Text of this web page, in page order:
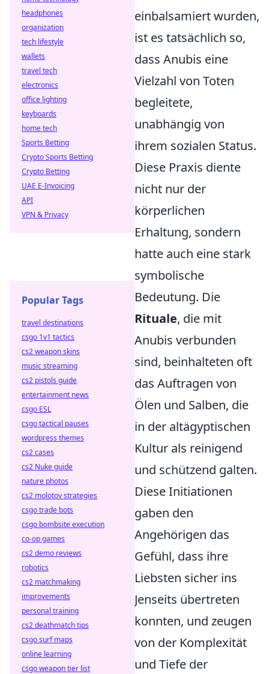
einbalsamiert wurden,
ist es tatsächlich so,
dass Anubis eine
Vielzahl von Toten
begleitete,
unabhängig von
ihrem sozialen Status.
Diese Praxis diente
nicht nur der
körperlichen
Erhaltung, sondern
hatte auch eine stark
symbolische
Bedeutung. Die
Rituale, die mit
Anubis verbunden
sind, beinhalteten oft
das Auftragen von
Ölen und Salben, die
in der altägyptischen
Kultur als reinigend
und schützend galten.
Diese Initiationen
gaben den
Angehörigen das
Gefühl, dass ihre
Liebsten sicher ins
Jenseits übertreten
konnten, und zeugen
von der Komplexität
und Tiefe der
headphones
organization
tech lifestyle
wallets
travel tech
electronics
office lighting
keyboards
home tech
Sports Betting
Crypto Sports Betting
Crypto Betting
UAE E-Invoicing
API
VPN & Privacy
Popular Tags
travel destinations
csgo 1v1 tactics
cs2 weapon skins
music streaming
cs2 pistols guide
entertainment news
csgo ESL
csgo tactical pauses
wordpress themes
cs2 cases
cs2 Nuke guide
nature photos
cs2 molotov strategies
csgo trade bots
csgo bombsite execution
co-op games
cs2 demo reviews
robotics
cs2 matchmaking
improvements
personal training
cs2 deathmatch tips
csgo surf maps
online learning
csgo weapon tier list